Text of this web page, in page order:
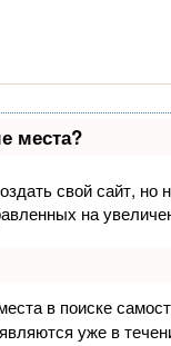
места?
свой сайт, но
на
в поиске
уже в